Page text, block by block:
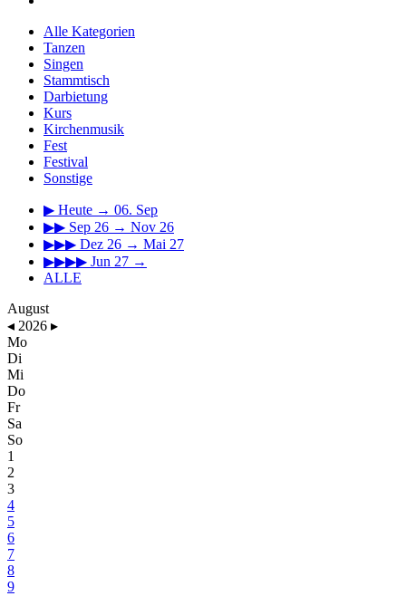
Alle Kategorien
Tanzen
Singen
Stammtisch
Darbietung
Kurs
Kirchenmusik
Fest
Festival
Sonstige
▶ Heute → 06. Sep
▶▶ Sep 26 → Nov 26
▶▶▶ Dez 26 → Mai 27
▶▶▶▶ Jun 27 →
ALLE
August
◂ 2026 ▸
Mo
Di
Mi
Do
Fr
Sa
So
1
2
3
4
5
6
7
8
9